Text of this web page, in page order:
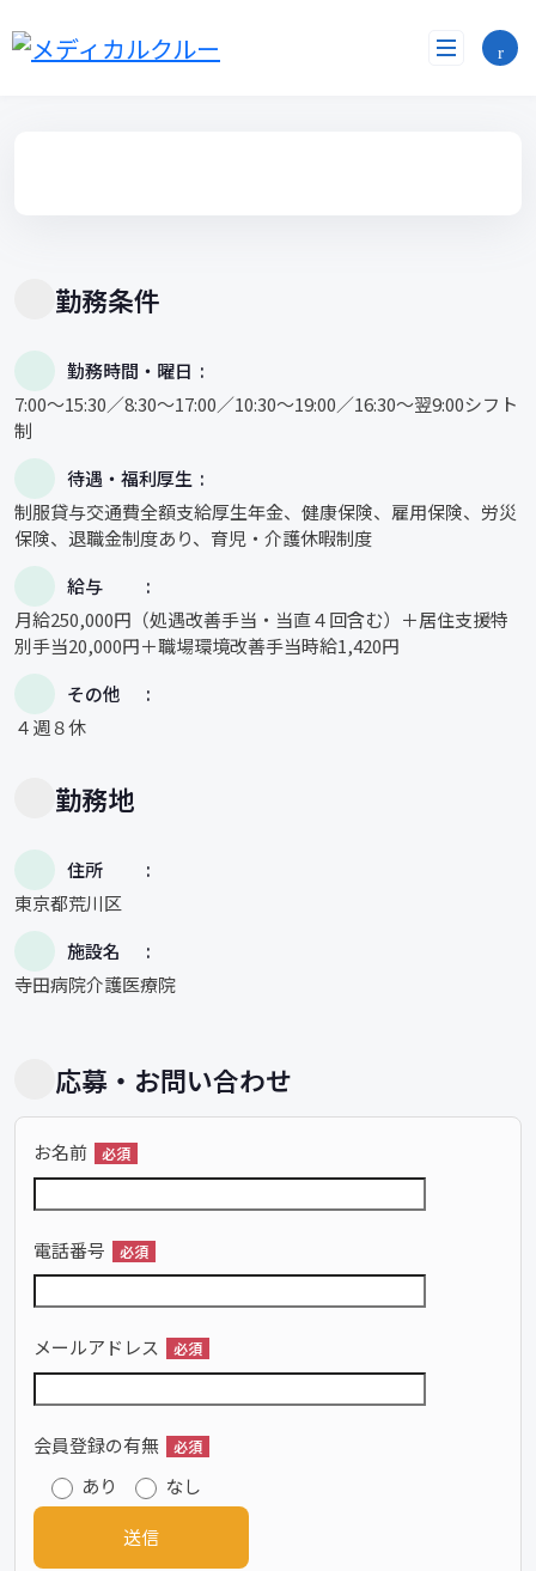
ン
勤務条件
勤務時間・曜日
7:00～15:30／8:30～17:00／10:30～19:00／16:30～翌9:00シフト
制
待遇・福利厚生
制服貸与交通費全額支給厚生年金、健康保険、雇用保険、労災
保険、退職金制度あり、育児・介護休暇制度
給与
月給250,000円（処遇改善手当・当直４回含む）＋居住支援特
別手当20,000円＋職場環境改善手当時給1,420円
その他
４週８休
勤務地
住所
東京都荒川区
施設名
寺田病院介護医療院
応募・お問い合わせ
お名前 必須
電話番号 必須
メールアドレス 必須
会員登録の有無 必須
あり なし